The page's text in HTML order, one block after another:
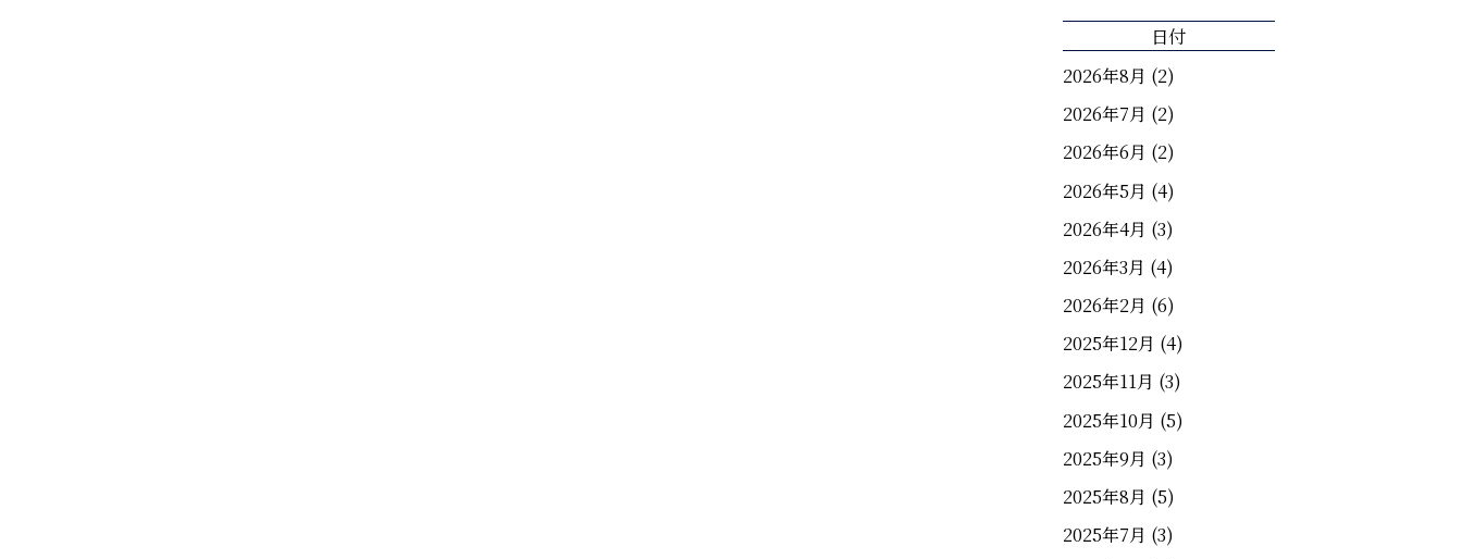
日付
2026年8月 (2)
2026年7月 (2)
2026年6月 (2)
2026年5月 (4)
2026年4月 (3)
2026年3月 (4)
2026年2月 (6)
2025年12月 (4)
2025年11月 (3)
2025年10月 (5)
2025年9月 (3)
2025年8月 (5)
2025年7月 (3)